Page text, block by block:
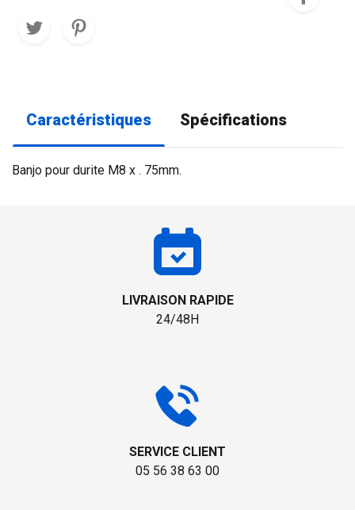
Caractéristiques Spécifications
Banjo pour durite M8 x . 75mm.
LIVRAISON RAPIDE
24/48H
SERVICE CLIENT
05 56 38 63 00